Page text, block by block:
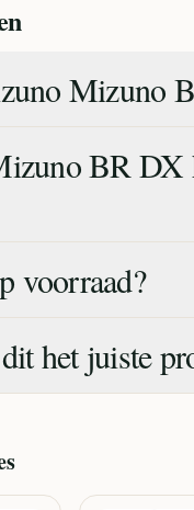
Mizuno
BR DX
voorraad?
het juiste